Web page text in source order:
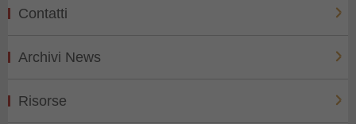
Contatti
Archivi News
Risorse